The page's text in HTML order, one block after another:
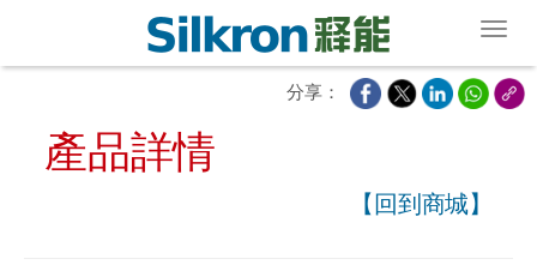
分享：
產品詳情
【回到商城】